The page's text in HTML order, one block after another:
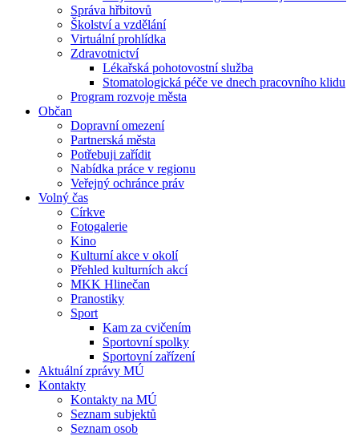
Správa hřbitovů
Školství a vzdělání
Virtuální prohlídka
Zdravotnictví
Lékařská pohotovostní služba
Stomatologická péče ve dnech pracovního klidu
Program rozvoje města
Občan
Dopravní omezení
Partnerská města
Potřebuji zařídit
Nabídka práce v regionu
Veřejný ochránce práv
Volný čas
Církve
Fotogalerie
Kino
Kulturní akce v okolí
Přehled kulturních akcí
MKK Hlinečan
Pranostiky
Sport
Kam za cvičením
Sportovní spolky
Sportovní zařízení
Aktuální zprávy MÚ
Kontakty
Kontakty na MÚ
Seznam subjektů
Seznam osob